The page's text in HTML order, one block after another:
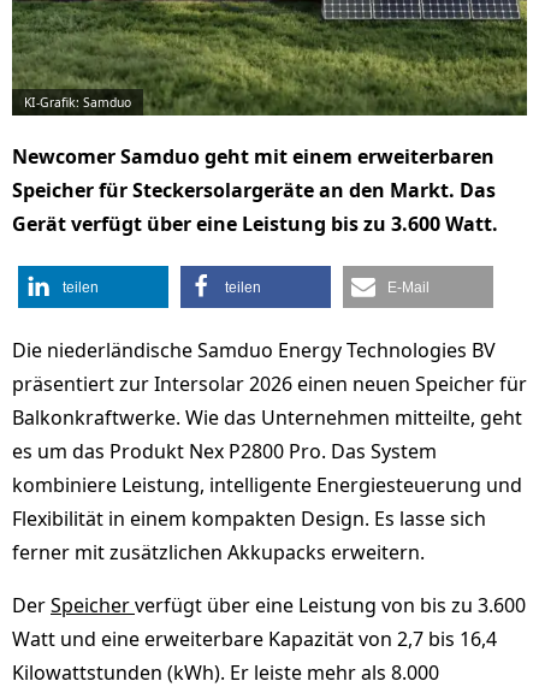
KI-Grafik: Samduo
Newcomer Samduo geht mit einem erweiterbaren
Speicher für Steckersolargeräte an den Markt. Das
Gerät verfügt über eine Leistung bis zu 3.600 Watt.
teilen teilen E-Mail
Die niederländische Samduo Energy Technologies BV
präsentiert zur Intersolar 2026 einen neuen Speicher für
Balkonkraftwerke. Wie das Unternehmen mitteilte, geht
es um das Produkt Nex P2800 Pro. Das System
kombiniere Leistung, intelligente Energiesteuerung und
Flexibilität in einem kompakten Design. Es lasse sich
ferner mit zusätzlichen Akkupacks erweitern.
DerSpeicherverfügt über eine Leistung von bis zu 3.600
Watt und eine erweiterbare Kapazität von 2,7 bis 16,4
Kilowattstunden (kWh). Er leiste mehr als 8.000